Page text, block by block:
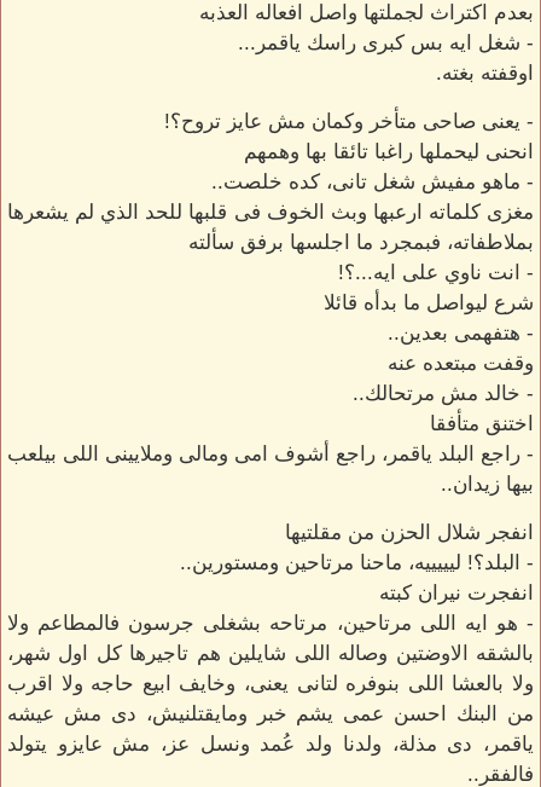
بعدم اكتراث لجملتها واصل افعاله العذبه
- شغل ايه بس كبرى راسك ياقمر...
اوقفته بغته.
- يعنى صاحى متأخر وكمان مش عايز تروح؟!
انحنى ليحملها راغبا تائقا بها وهمهم
- ماهو مفيش شغل تانى، كده خلصت..
مغزى كلماته ارعبها وبث الخوف فى قلبها للحد الذي لم يشعرها
بملاطفاته، فبمجرد ما اجلسها برفق سألته
- انت ناوي على ايه...؟!
شرع ليواصل ما بدأه قائلا
- هتفهمى بعدين..
وقفت مبتعده عنه
- خالد مش مرتحالك..
اختنق متأفقا
- راجع البلد ياقمر، راجع أشوف امى ومالى وملايينى اللى بيلعب
بيها زيدان..
انفجر شلال الحزن من مقلتيها
- البلد؟! ليييييه، ماحنا مرتاحين ومستورين..
انفجرت نيران كبته
- هو ايه اللى مرتاحين، مرتاحه بشغلى جرسون فالمطاعم ولا
بالشقه الاوضتين وصاله اللى شايلين هم تاجيرها كل اول شهر،
ولا بالعشا اللى بنوفره لتانى يعنى، وخايف ابيع حاجه ولا اقرب
من البنك احسن عمى يشم خبر ومايقتلنيش، دى مش عيشه
ياقمر، دى مذلة، ولدنا ولد عُمد ونسل عز، مش عايزو يتولد
فالفقر..